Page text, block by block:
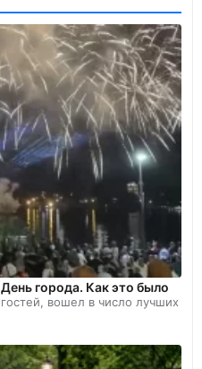
города. Как это было
вошел в число лучших